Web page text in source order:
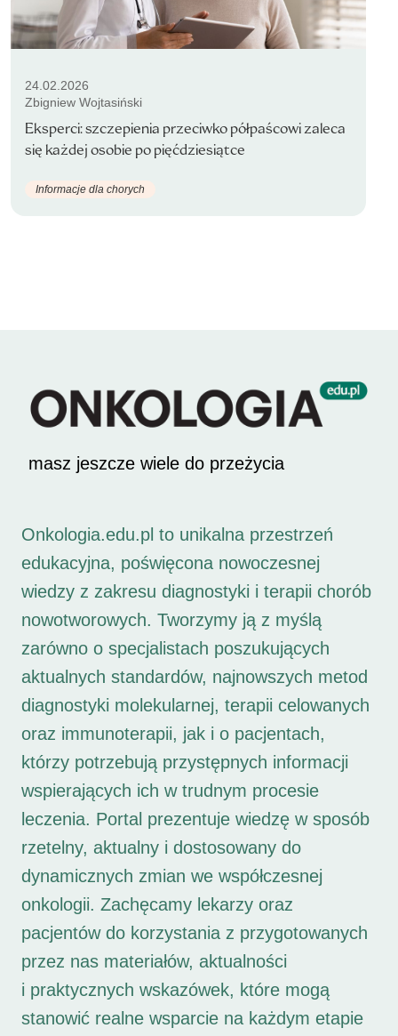
24.02.2026
Zbigniew Wojtasiński
Eksperci: szczepienia przeciwko półpaścowi zaleca
się każdej osobie po pięćdziesiątce
Informacje dla chorych
masz jeszcze wiele do przeżycia
Onkologia.edu.pl to unikalna przestrzeń
edukacyjna, poświęcona nowoczesnej
wiedzy z zakresu diagnostyki i terapii chorób
nowotworowych. Tworzymy ją z myślą
zarówno o specjalistach poszukujących
aktualnych standardów, najnowszych metod
diagnostyki molekularnej, terapii celowanych
oraz immunoterapii, jak i o pacjentach,
którzy potrzebują przystępnych informacji
wspierających ich w trudnym procesie
leczenia. Portal prezentuje wiedzę w sposób
rzetelny, aktualny i dostosowany do
dynamicznych zmian we współczesnej
onkologii. Zachęcamy lekarzy oraz
pacjentów do korzystania z przygotowanych
przez nas materiałów, aktualności
i praktycznych wskazówek, które mogą
stanowić realne wsparcie na każdym etapie